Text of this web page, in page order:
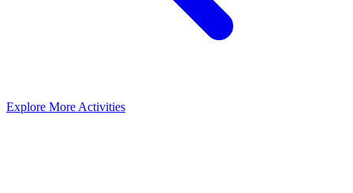
Explore More Activities